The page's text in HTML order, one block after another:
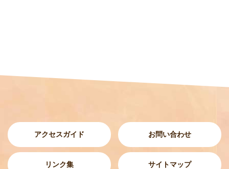
アクセスガイド お問い合わせ
リンク集 サイトマップ